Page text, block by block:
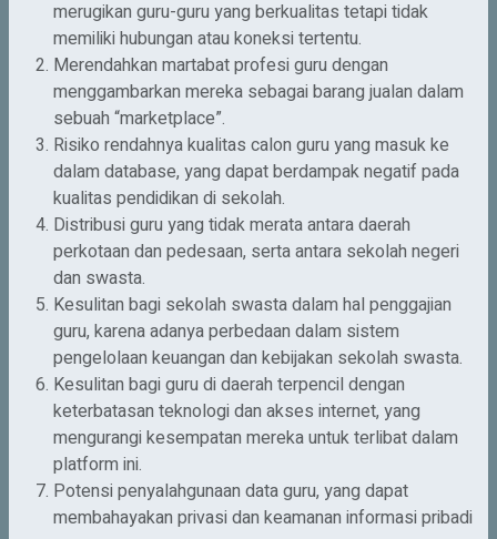
merugikan guru-guru yang berkualitas tetapi tidak
memiliki hubungan atau koneksi tertentu.
Merendahkan martabat profesi guru dengan
menggambarkan mereka sebagai barang jualan dalam
sebuah “marketplace”.
Risiko rendahnya kualitas calon guru yang masuk ke
dalam database, yang dapat berdampak negatif pada
kualitas pendidikan di sekolah.
Distribusi guru yang tidak merata antara daerah
perkotaan dan pedesaan, serta antara sekolah negeri
dan swasta.
Kesulitan bagi sekolah swasta dalam hal penggajian
guru, karena adanya perbedaan dalam sistem
pengelolaan keuangan dan kebijakan sekolah swasta.
Kesulitan bagi guru di daerah terpencil dengan
keterbatasan teknologi dan akses internet, yang
mengurangi kesempatan mereka untuk terlibat dalam
platform ini.
Potensi penyalahgunaan data guru, yang dapat
membahayakan privasi dan keamanan informasi pribadi